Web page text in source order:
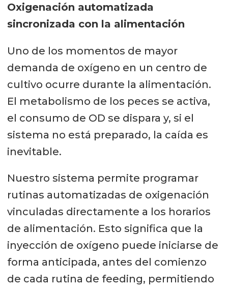
Oxigenación automatizada
sincronizada con la alimentación
Uno de los momentos de mayor
demanda de oxígeno en un centro de
cultivo ocurre durante la alimentación.
El metabolismo de los peces se activa,
el consumo de OD se dispara y, si el
sistema no está preparado, la caída es
inevitable.
Nuestro sistema permite programar
rutinas automatizadas de oxigenación
vinculadas directamente a los horarios
de alimentación. Esto significa que la
inyección de oxígeno puede iniciarse de
forma anticipada, antes del comienzo
de cada rutina de feeding, permitiendo